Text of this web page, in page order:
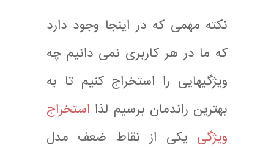
نکته مهمی که در اینجا وجود دارد
که ما در هر کاربری نمی دانیم چه
ویژگیهایی را استخراج کنیم تا به
بهترین راندمان برسیم لذا استخراج
ویژگی یکی از نقاط ضعف مدل